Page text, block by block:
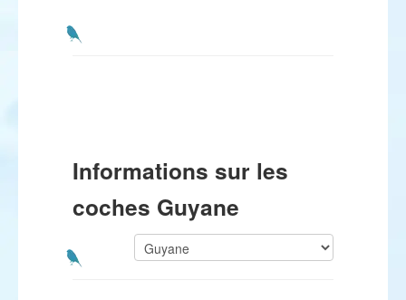
Informations sur les
coches Guyane